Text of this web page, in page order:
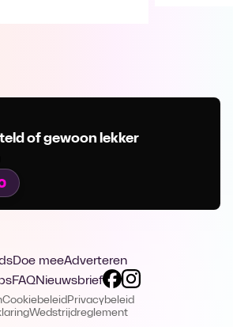
of gewoon lekker
Doe meeAdverteren
FAQNieuwsbrief
Cookiebeleid Privacybeleid
Wedstrijdreglement